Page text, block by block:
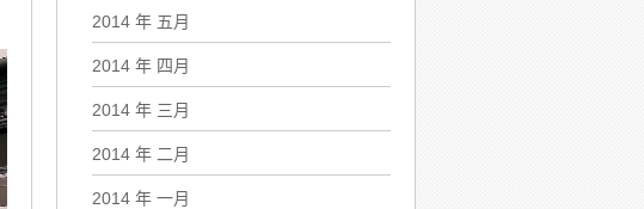
2014 年 五月
2014 年 四月
2014 年 三月
2014 年 二月
2014 年 一月